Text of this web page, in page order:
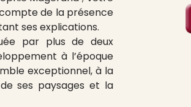
de la présence
ses explications.
par plus de deux
à l’époque
exceptionnel, à la
ses paysages et la